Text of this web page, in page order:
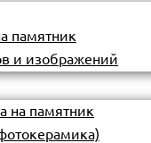
памятник
и изображений
на памятник